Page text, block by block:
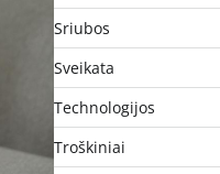
Sriubos
Sveikata
Technologijos
Troškiniai